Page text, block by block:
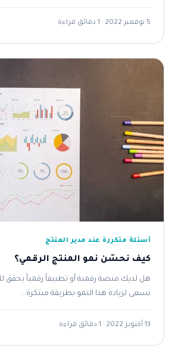
5 نوفمبر 2022 · 1 دقائق قراءة
أسئلة متكررة عند مدير المنتج
كيف نحسّن نمو المنتج الرقمي؟
هل لديك منصة رقمية أو تطبيقاً رقمياً يحقق
تسعى لزيادة هذا النمو بطريقة مبتكرة...
13 أكتوبر 2022 · 1 دقائق قراءة